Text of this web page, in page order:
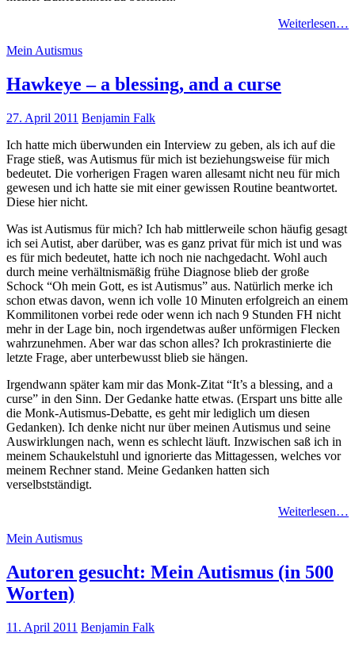
Weiterlesen…
Mein Autismus
Hawkeye – a blessing, and a curse
27. April 2011 Benjamin Falk
Ich hatte mich überwunden ein Interview zu geben, als ich auf die
Frage stieß, was Autismus für mich ist beziehungsweise für mich
bedeutet. Die vorherigen Fragen waren allesamt nicht neu für mich
gewesen und ich hatte sie mit einer gewissen Routine beantwortet.
Diese hier nicht.
Was ist Autismus für mich? Ich hab mittlerweile schon häufig gesagt
ich sei Autist, aber darüber, was es ganz privat für mich ist und was
es für mich bedeutet, hatte ich noch nie nachgedacht. Wohl auch
durch meine verhältnismäßig frühe Diagnose blieb der große
Schock “Oh mein Gott, es ist Autismus” aus. Natürlich merke ich
schon etwas davon, wenn ich volle 10 Minuten erfolgreich an einem
Kommilitonen vorbei rede oder wenn ich nach 9 Stunden FH nicht
mehr in der Lage bin, noch irgendetwas außer unförmigen Flecken
wahrzunehmen. Aber war das schon alles? Ich prokrastinierte die
letzte Frage, aber unterbewusst blieb sie hängen.
Irgendwann später kam mir das Monk-Zitat “It’s a blessing, and a
curse” in den Sinn. Der Gedanke hatte etwas. (Erspart uns bitte alle
die Monk-Autismus-Debatte, es geht mir lediglich um diesen
Gedanken). Ich denke nicht nur über meinen Autismus und seine
Auswirklungen nach, wenn es schlecht läuft. Inzwischen saß ich in
meinem Schaukelstuhl und ignorierte das Mittagessen, welches vor
meinem Rechner stand. Meine Gedanken hatten sich
verselbstständigt.
Weiterlesen…
Mein Autismus
Autoren gesucht: Mein Autismus (in 500
Worten)
11. April 2011 Benjamin Falk